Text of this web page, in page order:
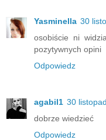
Yasminella 30
osobiście ni
pozytywnych opini
Odpowiedz
agabil1 30
dobrze wiedzieć
Odpowiedz